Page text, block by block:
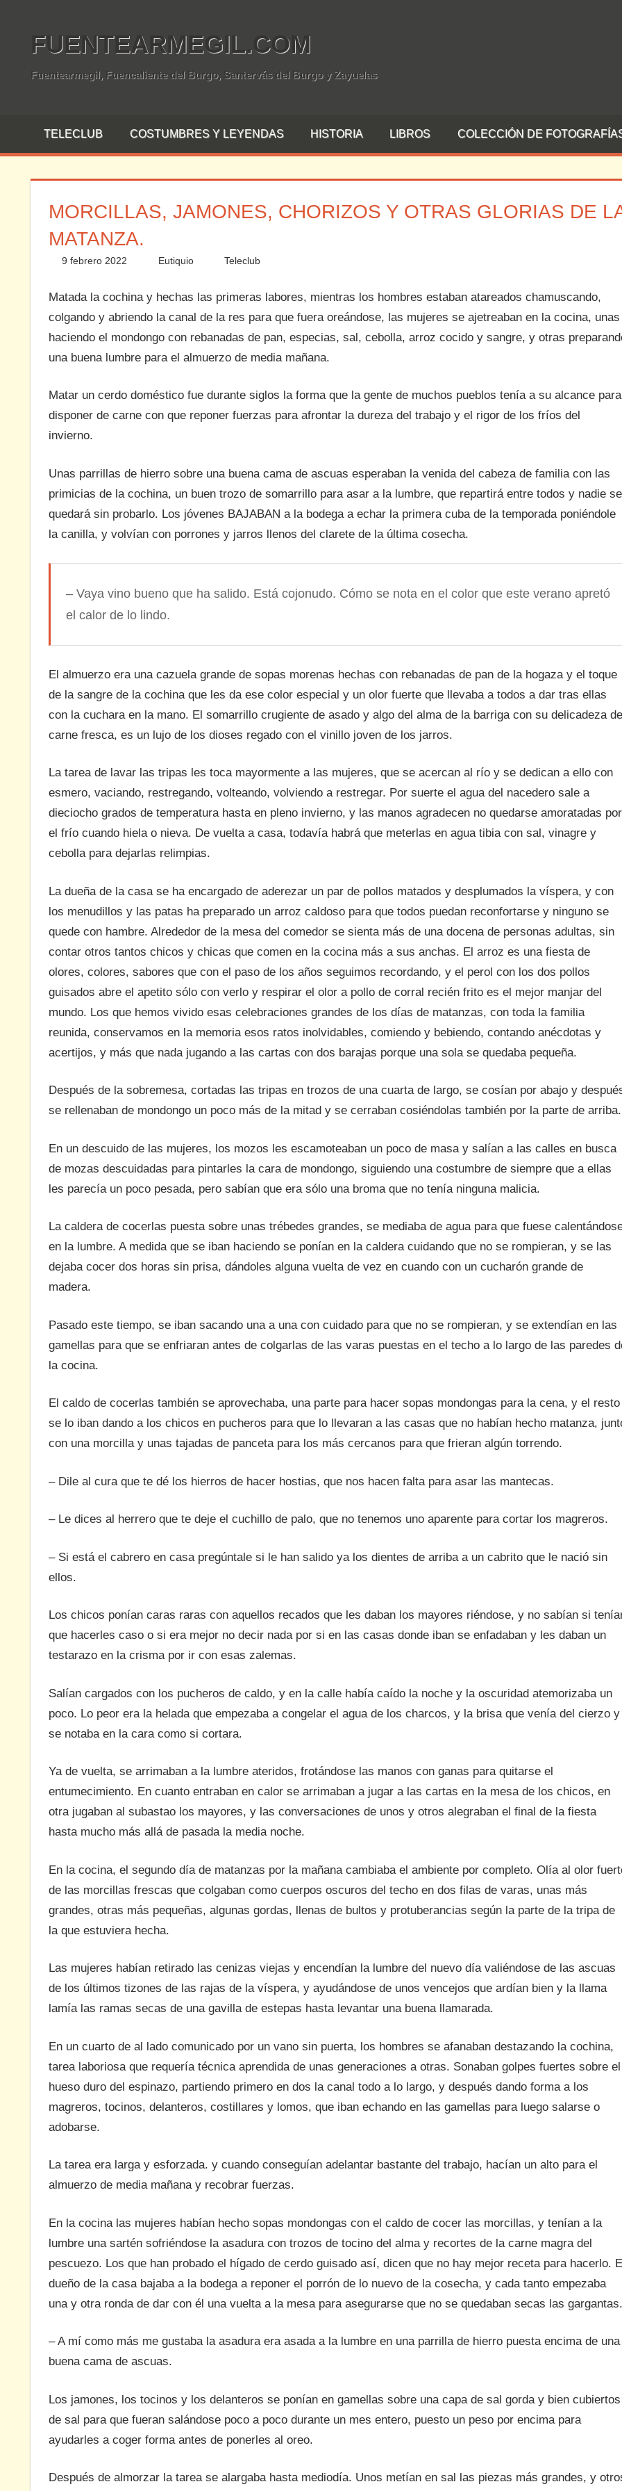
contenidoFUENTEARMEGIL.COM
Fuentearmegil, Fuencaliente del Burgo, Santervás del Burgo y Zayuelas
TELECLUB COSTUMBRES Y LEYENDAS HISTORIA LIBROS COLECCIÓN DE
MORCILLAS, JAMONES, CHORIZOS Y OTRAS GLORIAS DE
MATANZA.
9 febrero 2022 Eutiquio Teleclub
Matada la cochina y hechas las primeras labores, mientras los hombres estaban atareados chamuscando,
colgando y abriendo la canal de la res para que fuera oreándose, las mujeres se ajetreaban en la cocina, unas
haciendo el mondongo con rebanadas de pan, especias, sal, cebolla, arroz cocido y sangre, y otras
una buena lumbre para el almuerzo de media mañana.
Matar un cerdo doméstico fue durante siglos la forma que la gente de muchos pueblos tenía a su alcance para
disponer de carne con que reponer fuerzas para afrontar la dureza del trabajo y el rigor de los fríos del
invierno.
Unas parrillas de hierro sobre una buena cama de ascuas esperaban la venida del cabeza de familia con las
primicias de la cochina, un buen trozo de somarrillo para asar a la lumbre, que repartirá entre todos y nadie se
quedará sin probarlo. Los jóvenes BAJABAN a la bodega a echar la primera cuba de la temporada poniéndole
la canilla, y volvían con porrones y jarros llenos del clarete de la última cosecha.
– Vaya vino bueno que ha salido. Está cojonudo. Cómo se nota en el color que este verano apretó
el calor de lo lindo.
El almuerzo era una cazuela grande de sopas morenas hechas con rebanadas de pan de la hogaza y el toque
de la sangre de la cochina que les da ese color especial y un olor fuerte que llevaba a todos a dar tras ellas
con la cuchara en la mano. El somarrillo crugiente de asado y algo del alma de la barriga con su delicadeza de
carne fresca, es un lujo de los dioses regado con el vinillo joven de los jarros.
La tarea de lavar las tripas les toca mayormente a las mujeres, que se acercan al río y se dedican a ello con
esmero, vaciando, restregando, volteando, volviendo a restregar. Por suerte el agua del nacedero sale a
dieciocho grados de temperatura hasta en pleno invierno, y las manos agradecen no quedarse amoratadas por
el frío cuando hiela o nieva. De vuelta a casa, todavía habrá que meterlas en agua tibia con sal, vinagre y
cebolla para dejarlas relimpias.
La dueña de la casa se ha encargado de aderezar un par de pollos matados y desplumados la víspera, y con
los menudillos y las patas ha preparado un arroz caldoso para que todos puedan reconfortarse y ninguno se
quede con hambre. Alrededor de la mesa del comedor se sienta más de una docena de personas adultas, sin
contar otros tantos chicos y chicas que comen en la cocina más a sus anchas. El arroz es una fiesta de
olores, colores, sabores que con el paso de los años seguimos recordando, y el perol con los dos pollos
guisados abre el apetito sólo con verlo y respirar el olor a pollo de corral recién frito es el mejor manjar del
mundo. Los que hemos vivido esas celebraciones grandes de los días de matanzas, con toda la familia
reunida, conservamos en la memoria esos ratos inolvidables, comiendo y bebiendo, contando anécdotas y
acertijos, y más que nada jugando a las cartas con dos barajas porque una sola se quedaba pequeña.
Después de la sobremesa, cortadas las tripas en trozos de una cuarta de largo, se cosían por abajo y
se rellenaban de mondongo un poco más de la mitad y se cerraban cosiéndolas también por la parte de arriba.
En un descuido de las mujeres, los mozos les escamoteaban un poco de masa y salían a las calles en busca
de mozas descuidadas para pintarles la cara de mondongo, siguiendo una costumbre de siempre que a ellas
les parecía un poco pesada, pero sabían que era sólo una broma que no tenía ninguna malicia.
La caldera de cocerlas puesta sobre unas trébedes grandes, se mediaba de agua para que fuese
en la lumbre. A medida que se iban haciendo se ponían en la caldera cuidando que no se rompieran, y se las
dejaba cocer dos horas sin prisa, dándoles alguna vuelta de vez en cuando con un cucharón grande de
madera.
Pasado este tiempo, se iban sacando una a una con cuidado para que no se rompieran, y se extendían en las
gamellas para que se enfriaran antes de colgarlas de las varas puestas en el techo a lo largo de las paredes
la cocina.
El caldo de cocerlas también se aprovechaba, una parte para hacer sopas mondongas para la cena, y el resto
se lo iban dando a los chicos en pucheros para que lo llevaran a las casas que no habían hecho matanza,
con una morcilla y unas tajadas de panceta para los más cercanos para que frieran algún torrendo.
– Dile al cura que te dé los hierros de hacer hostias, que nos hacen falta para asar las mantecas.
– Le dices al herrero que te deje el cuchillo de palo, que no tenemos uno aparente para cortar los magreros.
– Si está el cabrero en casa pregúntale si le han salido ya los dientes de arriba a un cabrito que le nació sin
ellos.
Los chicos ponían caras raras con aquellos recados que les daban los mayores riéndose, y no sabían si
que hacerles caso o si era mejor no decir nada por si en las casas donde iban se enfadaban y les daban un
testarazo en la crisma por ir con esas zalemas.
Salían cargados con los pucheros de caldo, y en la calle había caído la noche y la oscuridad atemorizaba un
poco. Lo peor era la helada que empezaba a congelar el agua de los charcos, y la brisa que venía del cierzo y
se notaba en la cara como si cortara.
Ya de vuelta, se arrimaban a la lumbre ateridos, frotándose las manos con ganas para quitarse el
entumecimiento. En cuanto entraban en calor se arrimaban a jugar a las cartas en la mesa de los chicos, en
otra jugaban al subastao los mayores, y las conversaciones de unos y otros alegraban el final de la fiesta
hasta mucho más allá de pasada la media noche.
En la cocina, el segundo día de matanzas por la mañana cambiaba el ambiente por completo. Olía al olor
de las morcillas frescas que colgaban como cuerpos oscuros del techo en dos filas de varas, unas más
grandes, otras más pequeñas, algunas gordas, llenas de bultos y protuberancias según la parte de la tripa de
la que estuviera hecha.
Las mujeres habían retirado las cenizas viejas y encendían la lumbre del nuevo día valiéndose de las ascuas
de los últimos tizones de las rajas de la víspera, y ayudándose de unos vencejos que ardían bien y la llama
lamía las ramas secas de una gavilla de estepas hasta levantar una buena llamarada.
En un cuarto de al lado comunicado por un vano sin puerta, los hombres se afanaban destazando la cochina,
tarea laboriosa que requería técnica aprendida de unas generaciones a otras. Sonaban golpes fuertes sobre el
hueso duro del espinazo, partiendo primero en dos la canal todo a lo largo, y después dando forma a los
magreros, tocinos, delanteros, costillares y lomos, que iban echando en las gamellas para luego salarse o
adobarse.
La tarea era larga y esforzada. y cuando conseguían adelantar bastante del trabajo, hacían un alto para el
almuerzo de media mañana y recobrar fuerzas.
En la cocina las mujeres habían hecho sopas mondongas con el caldo de cocer las morcillas, y tenían a la
lumbre una sartén sofriéndose la asadura con trozos de tocino del alma y recortes de la carne magra del
pescuezo. Los que han probado el hígado de cerdo guisado así, dicen que no hay mejor receta para hacerlo.
dueño de la casa bajaba a la bodega a reponer el porrón de lo nuevo de la cosecha, y cada tanto empezaba
una y otra ronda de dar con él una vuelta a la mesa para asegurarse que no se quedaban secas las gargantas.
– A mí como más me gustaba la asadura era asada a la lumbre en una parrilla de hierro puesta encima de una
buena cama de ascuas.
Los jamones, los tocinos y los delanteros se ponían en gamellas sobre una capa de sal gorda y bien cubiertos
de sal para que fueran salándose poco a poco durante un mes entero, puesto un peso por encima para
ayudarles a coger forma antes de ponerles al oreo.
Después de almorzar la tarea se alargaba hasta mediodía. Unos metían en sal las piezas más grandes, y